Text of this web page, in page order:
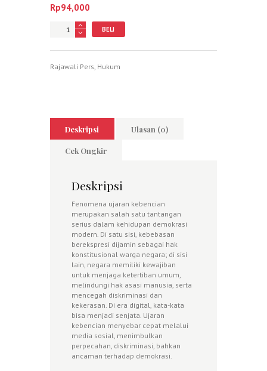
Rp94,000
Jumlah BELI
Rajawali Pers, Hukum
Deskripsi Ulasan (0)
Cek Ongkir
Deskripsi
Fenomena ujaran kebencian
merupakan salah satu tantangan
serius dalam kehidupan demokrasi
modern. Di satu sisi, kebebasan
berekspresi dijamin sebagai hak
konstitusional warga negara; di sisi
lain, negara memiliki kewajiban
untuk menjaga ketertiban umum,
melindungi hak asasi manusia, serta
mencegah diskriminasi dan
kekerasan. Di era digital, kata-kata
bisa menjadi senjata. Ujaran
kebencian menyebar cepat melalui
media sosial, menimbulkan
perpecahan, diskriminasi, bahkan
ancaman terhadap demokrasi.